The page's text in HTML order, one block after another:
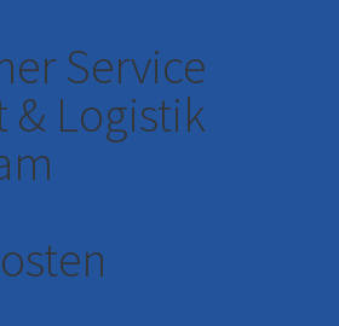
Service
& Logistik